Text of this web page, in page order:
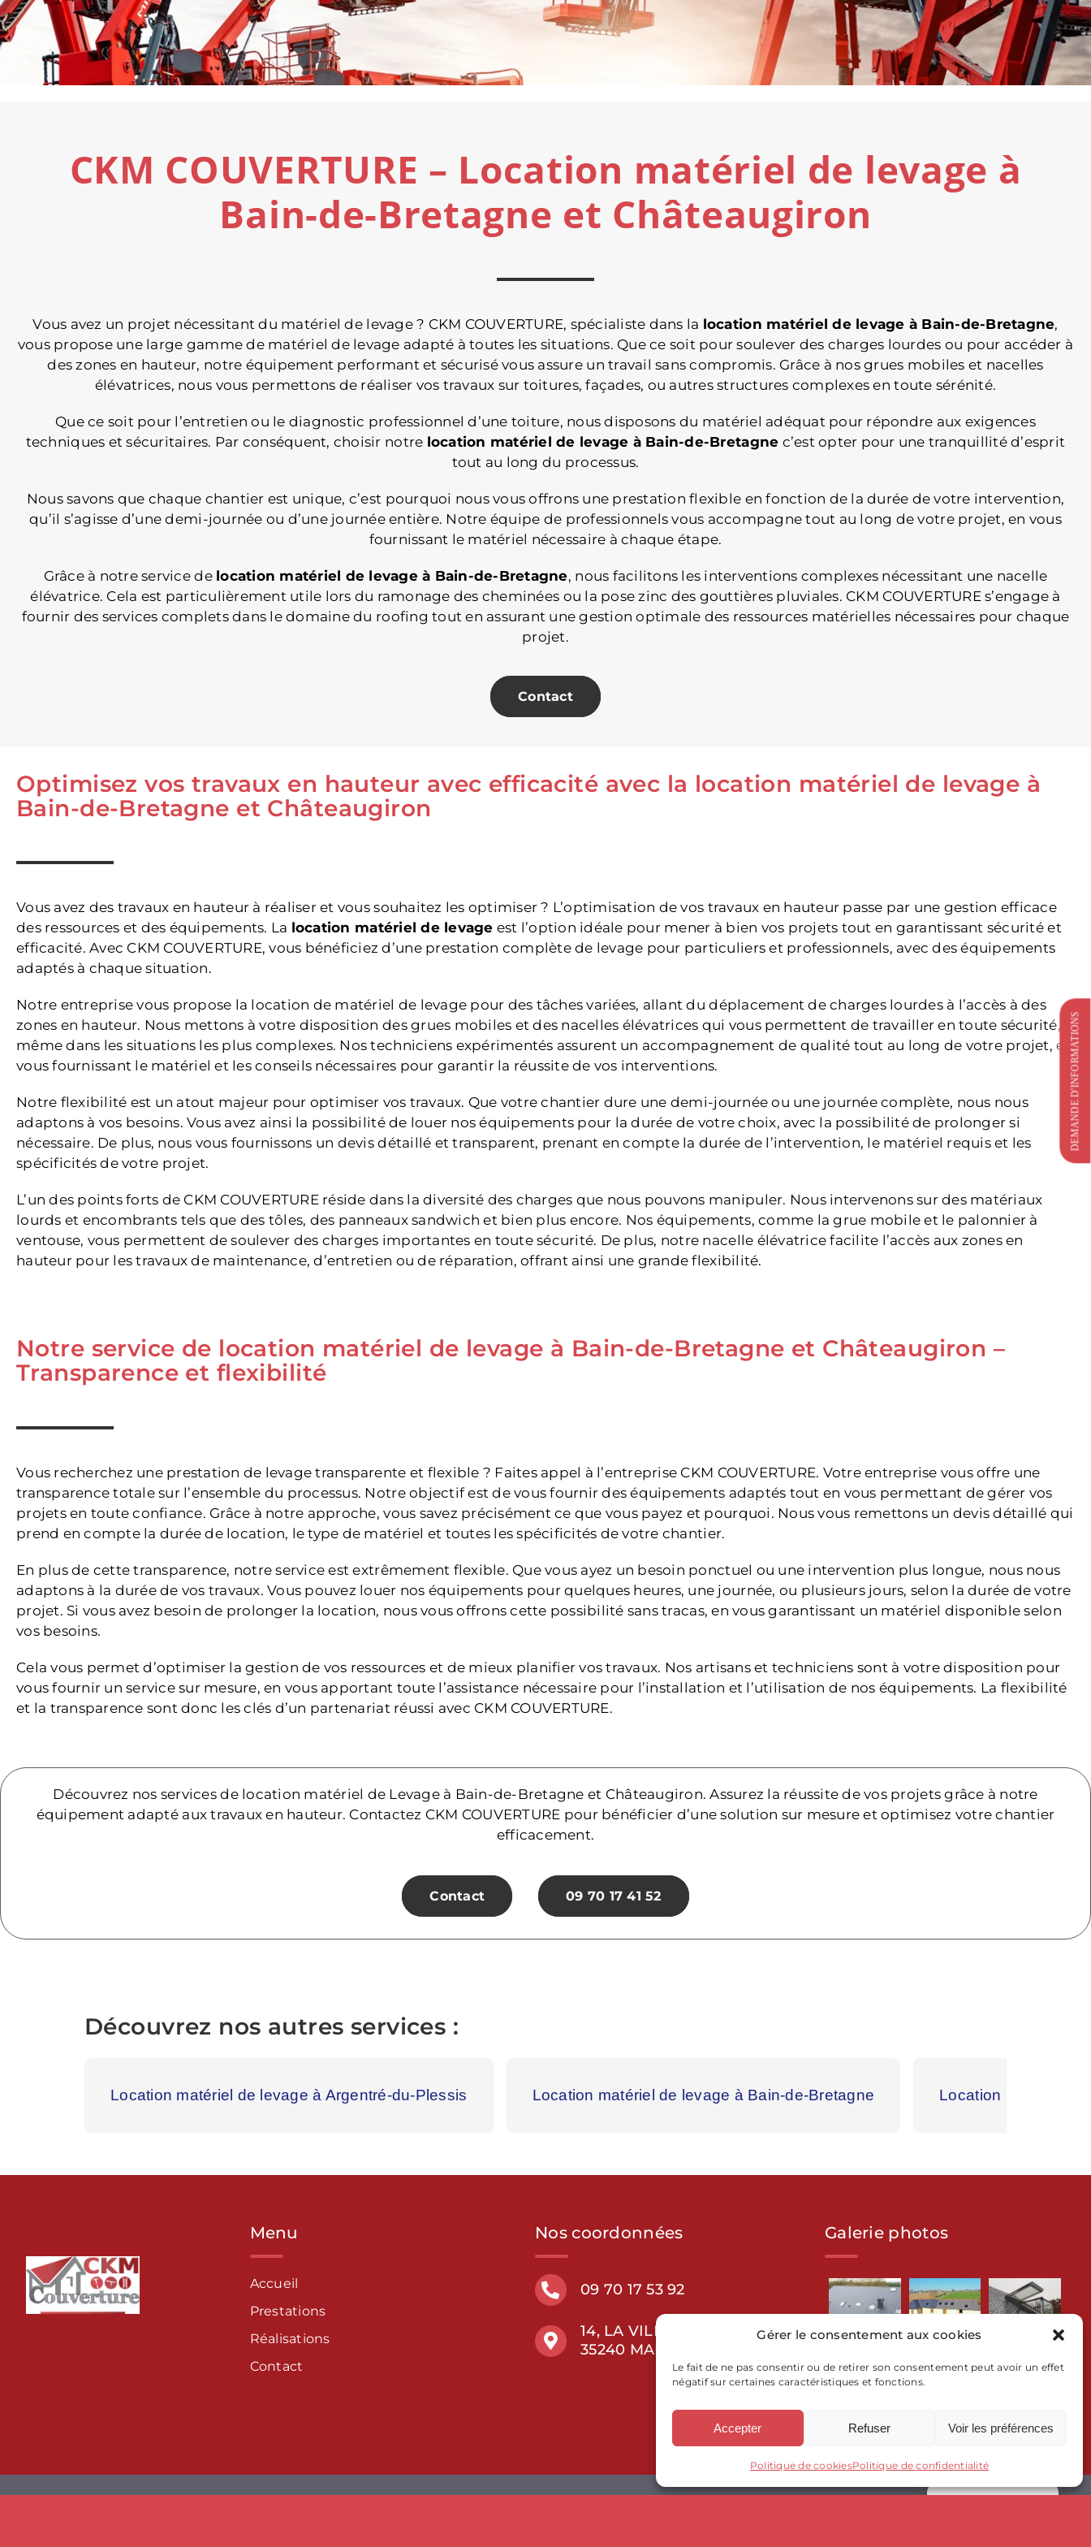
Gérer le consentement aux cookies
Le fait de ne pas consentir ou de retirer son consentement peut avoir un effet
négatif sur certaines caractéristiques et fonctions.
Accepter Refuser Voir les préférences
Politique de cookiesPolitique de confidentialité
CKM COUVERTURE – Location matériel de levage à
Bain-de-Bretagne et Châteaugiron
Vous avez un projet nécessitant du matériel de levage ? CKM COUVERTURE, spécialiste dans la location matériel de levage à Bain-de-Bretagne,
vous propose une large gamme de matériel de levage adapté à toutes les situations. Que ce soit pour soulever des charges lourdes ou pour accéder à
des zones en hauteur, notre équipement performant et sécurisé vous assure un travail sans compromis. Grâce à nos grues mobiles et nacelles
élévatrices, nous vous permettons de réaliser vos travaux sur toitures, façades, ou autres structures complexes en toute sérénité.
Que ce soit pour l’entretien ou le diagnostic professionnel d’une toiture, nous disposons du matériel adéquat pour répondre aux exigences
techniques et sécuritaires. Par conséquent, choisir notre location matériel de levage à Bain-de-Bretagne c’est opter pour une tranquillité d’esprit
tout au long du processus.
Nous savons que chaque chantier est unique, c’est pourquoi nous vous offrons une prestation flexible en fonction de la durée de votre intervention,
qu’il s’agisse d’une demi-journée ou d’une journée entière. Notre équipe de professionnels vous accompagne tout au long de votre projet, en vous
fournissant le matériel nécessaire à chaque étape.
Grâce à notre service de location matériel de levage à Bain-de-Bretagne, nous facilitons les interventions complexes nécessitant une nacelle
élévatrice. Cela est particulièrement utile lors du ramonage des cheminées ou la pose zinc des gouttières pluviales. CKM COUVERTURE s’engage à
fournir des services complets dans le domaine du roofing tout en assurant une gestion optimale des ressources matérielles nécessaires pour chaque
projet.
Contact
Optimisez vos travaux en hauteur avec efficacité avec la location matériel de levage à
Bain-de-Bretagne et Châteaugiron
Vous avez des travaux en hauteur à réaliser et vous souhaitez les optimiser ? L’optimisation de vos travaux en hauteur passe par une gestion efficace
des ressources et des équipements. La location matériel de levage est l’option idéale pour mener à bien vos projets tout en garantissant sécurité et
efficacité. Avec CKM COUVERTURE, vous bénéficiez d’une prestation complète de levage pour particuliers et professionnels, avec des équipements
adaptés à chaque situation.
Notre entreprise vous propose la location de matériel de levage pour des tâches variées, allant du déplacement de charges lourdes à l’accès à des
zones en hauteur. Nous mettons à votre disposition des grues mobiles et des nacelles élévatrices qui vous permettent de travailler en toute sécurité,
même dans les situations les plus complexes. Nos techniciens expérimentés assurent un accompagnement de qualité tout au long de votre projet, en
vous fournissant le matériel et les conseils nécessaires pour garantir la réussite de vos interventions.
Notre flexibilité est un atout majeur pour optimiser vos travaux. Que votre chantier dure une demi-journée ou une journée complète, nous nous
adaptons à vos besoins. Vous avez ainsi la possibilité de louer nos équipements pour la durée de votre choix, avec la possibilité de prolonger si
nécessaire. De plus, nous vous fournissons un devis détaillé et transparent, prenant en compte la durée de l’intervention, le matériel requis et les
spécificités de votre projet.
L’un des points forts de CKM COUVERTURE réside dans la diversité des charges que nous pouvons manipuler. Nous intervenons sur des matériaux
lourds et encombrants tels que des tôles, des panneaux sandwich et bien plus encore. Nos équipements, comme la grue mobile et le palonnier à
ventouse, vous permettent de soulever des charges importantes en toute sécurité. De plus, notre nacelle élévatrice facilite l’accès aux zones en
hauteur pour les travaux de maintenance, d’entretien ou de réparation, offrant ainsi une grande flexibilité.
Notre service de location matériel de levage à Bain-de-Bretagne et Châteaugiron –
Transparence et flexibilité
Vous recherchez une prestation de levage transparente et flexible ? Faites appel à l’entreprise CKM COUVERTURE. Votre entreprise vous offre une
transparence totale sur l’ensemble du processus. Notre objectif est de vous fournir des équipements adaptés tout en vous permettant de gérer vos
projets en toute confiance. Grâce à notre approche, vous savez précisément ce que vous payez et pourquoi. Nous vous remettons un devis détaillé qui
prend en compte la durée de location, le type de matériel et toutes les spécificités de votre chantier.
En plus de cette transparence, notre service est extrêmement flexible. Que vous ayez un besoin ponctuel ou une intervention plus longue, nous nous
adaptons à la durée de vos travaux. Vous pouvez louer nos équipements pour quelques heures, une journée, ou plusieurs jours, selon la durée de votre
projet. Si vous avez besoin de prolonger la location, nous vous offrons cette possibilité sans tracas, en vous garantissant un matériel disponible selon
vos besoins.
Cela vous permet d’optimiser la gestion de vos ressources et de mieux planifier vos travaux. Nos artisans et techniciens sont à votre disposition pour
vous fournir un service sur mesure, en vous apportant toute l’assistance nécessaire pour l’installation et l’utilisation de nos équipements. La flexibilité
et la transparence sont donc les clés d’un partenariat réussi avec CKM COUVERTURE.
Découvrez nos services de location matériel de Levage à Bain-de-Bretagne et Châteaugiron. Assurez la réussite de vos projets grâce à notre
équipement adapté aux travaux en hauteur. Contactez CKM COUVERTURE pour bénéficier d’une solution sur mesure et optimisez votre chantier
efficacement.
Contact 09 70 17 41 52
Découvrez nos autres services :
Location matériel de levage à Argentré-du-Plessis Location matériel de levage à Bain-de-Bretagne Location matériel
Menu
Accueil
Prestations
Réalisations
Contact
Nos coordonnées
09 70 17 53 92
14, LA VILLE BEDON
35240 MARCILLÉ-ROBERT
Galerie photos
DEMANDE D'INFORMATIONS